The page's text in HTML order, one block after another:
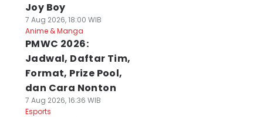
Joy Boy
7 Aug 2026, 18:00 WIB
Anime & Manga
PMWC 2026:
Jadwal, Daftar Tim,
Format, Prize Pool,
dan Cara Nonton
7 Aug 2026, 16:36 WIB
Esports